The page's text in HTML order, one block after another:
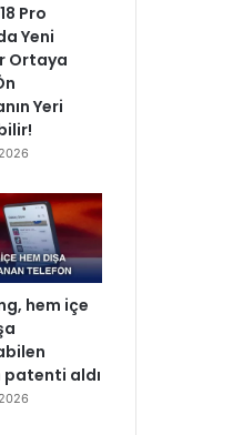
Pro
Yeni
Ortaya
Yeri
hem içe
aldı